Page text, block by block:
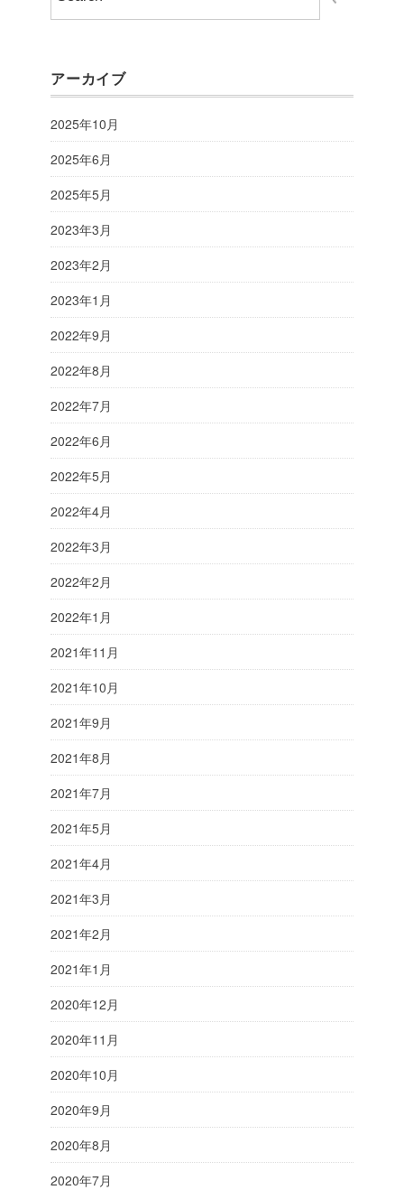
アーカイブ
2025年10月
2025年6月
2025年5月
2023年3月
2023年2月
2023年1月
2022年9月
2022年8月
2022年7月
2022年6月
2022年5月
2022年4月
2022年3月
2022年2月
2022年1月
2021年11月
2021年10月
2021年9月
2021年8月
2021年7月
2021年5月
2021年4月
2021年3月
2021年2月
2021年1月
2020年12月
2020年11月
2020年10月
2020年9月
2020年8月
2020年7月